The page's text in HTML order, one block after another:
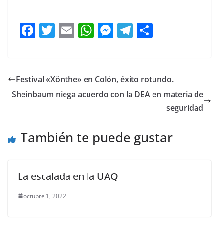
F
a
e
b
k
T
w
er
E
m
l
W
h
s
A
M
e
e
n
T
el
gr
a
p
ar
tir
Festival «Xönthe» en Colón, éxito rotundo.
Sheinbaum niega acuerdo con la DEA en materia de
seguridad
También te puede gustar
La escalada en la UAQ
octubre 1, 2022